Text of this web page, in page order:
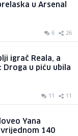
u Arsenal
6 26
igrač Reala, a
Droga u piću ubila
11 11
Yana
140